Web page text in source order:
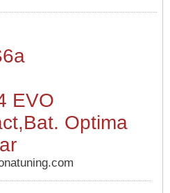
EVO
Optima